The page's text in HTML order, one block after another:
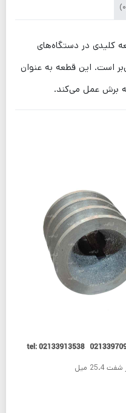
کلیدی در دستگاه‌های
است. این قطعه به عنوان
برش عمل می‌کند.
میل